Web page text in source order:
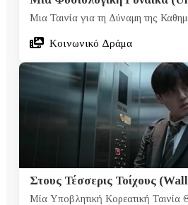
Μια Ταινία για τη Δύναμη της
Κοινωνικό Δράμα
Στους Τέσσερις Τοίχους
Μία Υποβλητική Κορεατική Ταινία